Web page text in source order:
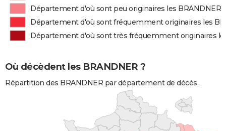
Département d'où sont peu originaires les BRANDNER
Département d'où sont fréquemment originaires les
Département d'où sont très fréquemment originaires
Où décèdent les BRANDNER ?
Répartition des BRANDNER par département de décès.